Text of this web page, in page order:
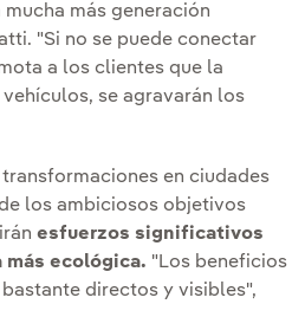
más generación
"Si no se puede conectar
a los clientes que la
se agravarán los
en ciudades
los ambiciosos objetivos
esfuerzos significativos
más ecológica. "Los beneficios
directos y visibles",